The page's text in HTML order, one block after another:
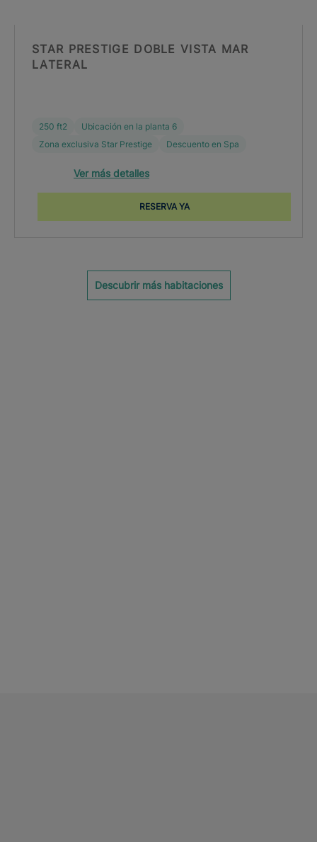
STAR PRESTIGE DOBLE VISTA MAR
LATERAL
250 ft2
Ubicación en la planta 6
Zona exclusiva Star Prestige
Descuento en Spa
Ver más detalles
RESERVA YA
Descubrir más habitaciones